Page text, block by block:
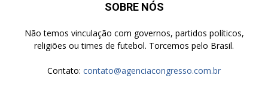
SOBRE NÓS
Não temos vinculação com governos, partidos políticos,
religiões ou times de futebol. Torcemos pelo Brasil.
Contato: contato@agenciacongresso.com.br